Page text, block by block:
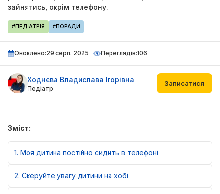
зайнятись, окрім телефону.
#ПЕДІАТРІЯ #ПОРАДИ
Оновлено:29 серп. 2025 Переглядів:106
Ходнєва Владислава Ігорівна
Педіатр
Записатися
Зміст:
1 Моя дитина постійно сидить в телефоні
2 Скеруйте увагу дитини на хобі